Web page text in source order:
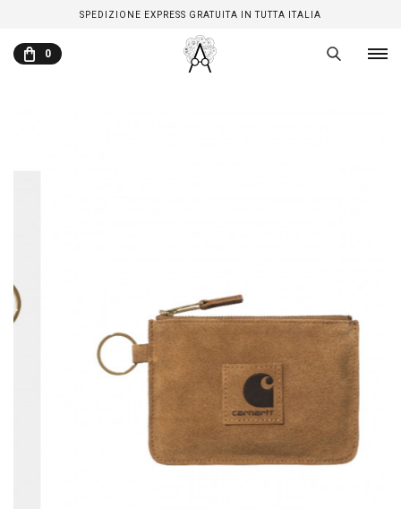
SPEDIZIONE EXPRESS GRATUITA IN TUTTA ITALIA
0